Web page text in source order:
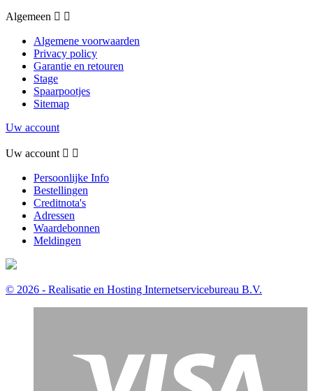
Algemeen  
Algemene voorwaarden
Privacy policy
Garantie en retouren
Stage
Spaarpootjes
Sitemap
Uw account
Uw account  
Persoonlijke Info
Bestellingen
Creditnota's
Adressen
Waardebonnen
Meldingen
© 2026 - Realisatie en Hosting Internetservicebureau B.V.